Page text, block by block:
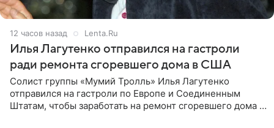
12 часов назад Lenta.Ru
Илья Лагутенко отправился на гастроли
ради ремонта сгоревшего дома в США
Солист группы «Мумий Тролль» Илья Лагутенко
отправился на гастроли по Европе и Соединенным
Штатам, чтобы заработать на ремонт сгоревшего дома в